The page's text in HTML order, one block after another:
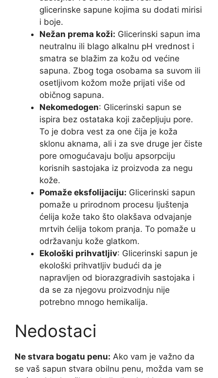
glicerinske sapune kojima su dodati mirisi
i boje.
Nežan prema koži: Glicerinski sapun ima
neutralnu ili blago alkalnu pH vrednost i
smatra se blažim za kožu od većine
sapuna. Zbog toga osobama sa suvom ili
osetljivom kožom može prijati više od
običnog sapuna.
Nekomedogen: Glicerinski sapun se
ispira bez ostataka koji začepljuju pore.
To je dobra vest za one čija je koža
sklonu aknama, ali i za sve druge jer čiste
pore omogućavaju bolju apsorpciju
korisnih sastojaka iz proizvoda za negu
kože.
Pomaže eksfolijaciju: Glicerinski sapun
pomaže u prirodnom procesu ljuštenja
ćelija kože tako što olakšava odvajanje
mrtvih ćelija tokom pranja. To pomaže u
održavanju kože glatkom.
Ekološki prihvatljiv: Glicerinski sapun je
ekološki prihvatljiv budući da je
napravljen od biorazgradivih sastojaka i
da se za njegovu proizvodnju nije
potrebno mnogo hemikalija.
Nedostaci
Ne stvara bogatu penu: Ako vam je važno da
se vaš sapun stvara obilnu penu, možda vam se